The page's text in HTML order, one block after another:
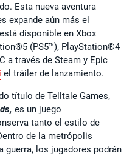
Esta nueva aventura
expande aún más el
disponible en Xbox
(PS5™), PlayStation®4
a través de Steam y Epic
el tráiler de lanzamiento.
título de Telltale Games,
es un juego
tanto el estilo de
de la metrópolis
guerra, los jugadores podrán